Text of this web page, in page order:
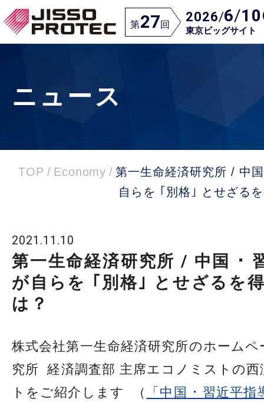
第27回 2026/6/10
東京ビッグサイト
ニュース
TOP / Economy / 第一生命経済研究所 / 中
自らを ｢別格｣ とせざる
2021.11.10
第一生命経済研究所 / 中国 ･
が自らを ｢別格｣ とせざるを
は？
株式会社第一生命経済研究所のホーム
究所 経済調査部 主席エコノミストの
トをご紹介します （
「中国 ･ 習近平